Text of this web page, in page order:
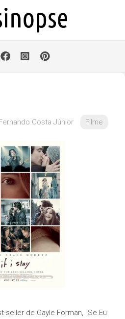
Costa Júnior Filme
de Gayle Forman, “Se Eu